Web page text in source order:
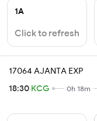
1A
Click to refresh
17064 AJANTA EXP
18:30 KCG 0h 18m